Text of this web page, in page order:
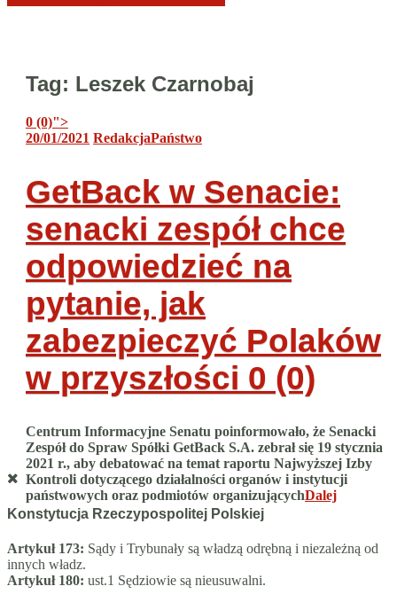
Tag: Leszek Czarnobaj
0 (0)">
20/01/2021 RedakcjaPaństwo
GetBack w Senacie:
senacki zespół chce
odpowiedzieć na
pytanie, jak
zabezpieczyć Polaków
w przyszłości 0 (0)
Centrum Informacyjne Senatu poinformowało, że Senacki
Zespół do Spraw Spółki GetBack S.A. zebrał się 19 stycznia
2021 r., aby debatować na temat raportu Najwyższej Izby
Kontroli dotyczącego działalności organów i instytucji
państwowych oraz podmiotów organizującychDalej
Konstytucja Rzeczypospolitej Polskiej
Artykuł 173: Sądy i Trybunały są władzą odrębną i niezależną od
innych władz.
Artykuł 180: ust.1 Sędziowie są nieusuwalni.